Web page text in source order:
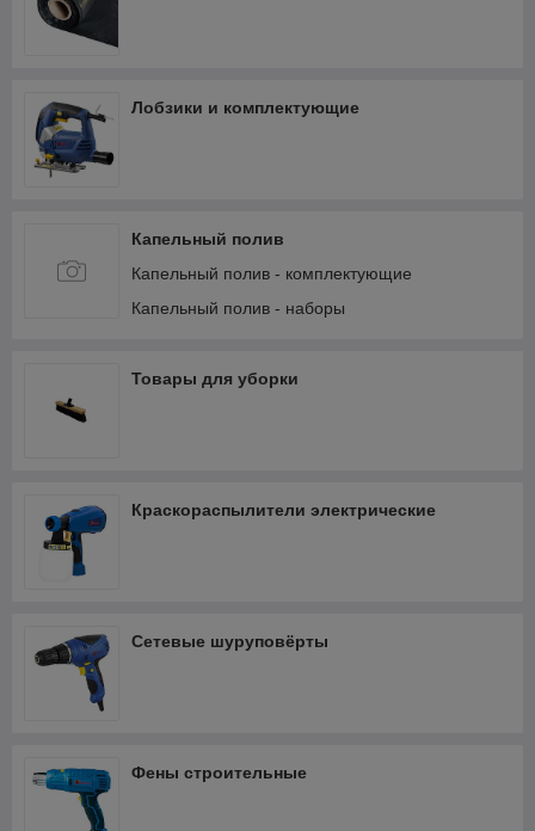
Лобзики и комплектующие
Капельный полив
Капельный полив - комплектующие
Капельный полив - наборы
Товары для уборки
Краскораспылители электрические
Сетевые шуруповёрты
Фены строительные